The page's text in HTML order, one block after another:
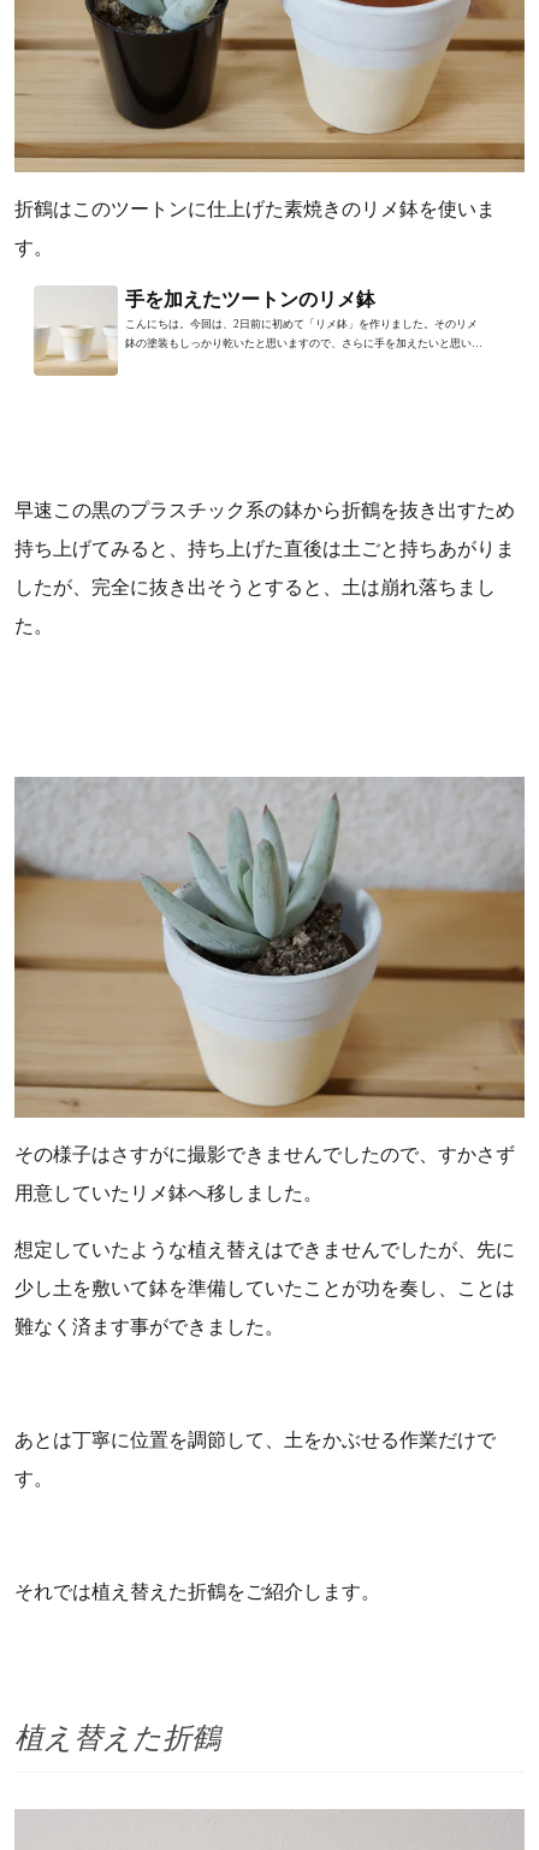
折鶴はこのツートンに仕上げた素焼きのリメ鉢を使いま
す。
手を加えたツートンのリメ鉢
こんにちは。今回は、2日前に初めて「リメ鉢」を作りました。そのリメ
鉢の塗装もしっかり乾いたと思いますので、さらに手を加えたいと思いま
早速この黒のプラスチック系の鉢から折鶴を抜き出すため
持ち上げてみると、持ち上げた直後は土ごと持ちあがりま
したが、完全に抜き出そうとすると、土は崩れ落ちまし
た。
その様子はさすがに撮影できませんでしたので、すかさず
用意していたリメ鉢へ移しました。
想定していたような植え替えはできませんでしたが、先に
少し土を敷いて鉢を準備していたことが功を奏し、ことは
難なく済ます事ができました。
あとは丁寧に位置を調節して、土をかぶせる作業だけで
す。
それでは植え替えた折鶴をご紹介します。
植え替えた折鶴